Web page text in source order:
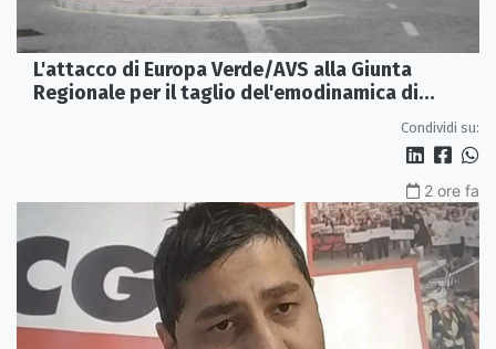
L'attacco di Europa Verde/AVS alla Giunta
Regionale per il taglio del'emodinamica di
Condividi su:
2 ore fa